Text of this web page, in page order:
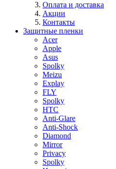
Оплата и доставка
Акции
Контакты
Защитные пленки
Acer
Apple
Asus
Spolky
Meizu
Explay
FLY
Spolky
HTC
Anti-Glare
Anti-Shock
Diamond
Mirror
Privacy
Spolky